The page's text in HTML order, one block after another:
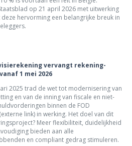
op 21 april 2026 met uitwerking
hervorming een belangrijke breuk in
vervangt rekening-
1 mei 2026
2025 trad de wet tot modernisering van
en van de inning van fiscale en niet-
binnen de FOD
link) in werking. Het doel van dit
Meer flexibiliteit, duidelijkheid
bieden aan alle
en compliant gedrag stimuleren.